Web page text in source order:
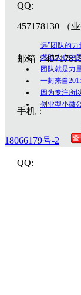
QQ:
457178130 （
邮箱：
手机：
QQ:
远”团队的力
燃动人心中
团队就是力
一封来自
因为专注所
创业型小微
18066179号-2